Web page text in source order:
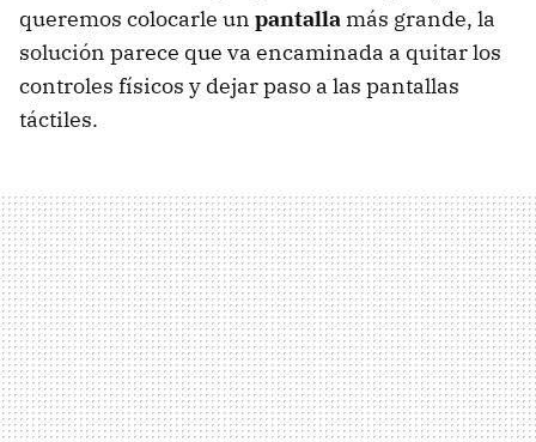
queremos colocarle un pantalla más grande, la
solución parece que va encaminada a quitar los
controles físicos y dejar paso a las pantallas
táctiles.